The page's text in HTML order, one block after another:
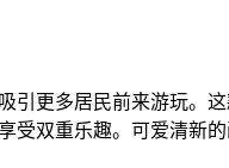
更多居民前来游玩。
双重乐趣。可爱清新